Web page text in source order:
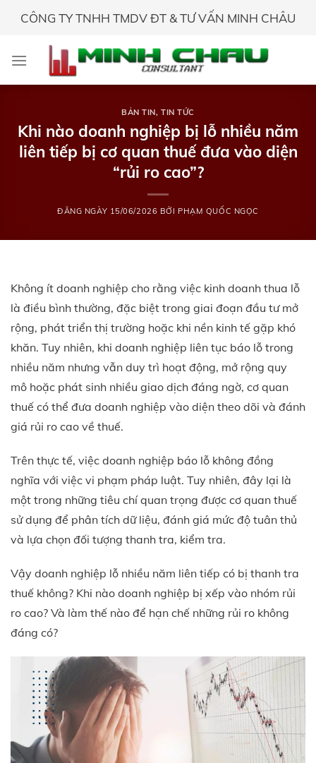
CÔNG TY TNHH TMDV ĐT & TƯ VẤN MINH CHÂU
BẢN TIN,TIN TỨC
Khi nào doanh nghiệp bị lỗ nhiều năm
liên tiếp bị cơ quan thuế đưa vào diện
“rủi ro cao”?
ĐĂNG NGÀY 15/06/2026 BỞI PHẠM QUỐC NGỌC
Không ít doanh nghiệp cho rằng việc kinh doanh thua lỗ
là điều bình thường, đặc biệt trong giai đoạn đầu tư mở
rộng, phát triển thị trường hoặc khi nền kinh tế gặp khó
khăn. Tuy nhiên, khi doanh nghiệp liên tục báo lỗ trong
nhiều năm nhưng vẫn duy trì hoạt động, mở rộng quy
mô hoặc phát sinh nhiều giao dịch đáng ngờ, cơ quan
thuế có thể đưa doanh nghiệp vào diện theo dõi và đánh
giá rủi ro cao về thuế.
Trên thực tế, việc doanh nghiệp báo lỗ không đồng
nghĩa với việc vi phạm pháp luật. Tuy nhiên, đây lại là
một trong những tiêu chí quan trọng được cơ quan thuế
sử dụng để phân tích dữ liệu, đánh giá mức độ tuân thủ
và lựa chọn đối tượng thanh tra, kiểm tra.
Vậy doanh nghiệp lỗ nhiều năm liên tiếp có bị thanh tra
thuế không? Khi nào doanh nghiệp bị xếp vào nhóm rủi
ro cao? Và làm thế nào để hạn chế những rủi ro không
đáng có?